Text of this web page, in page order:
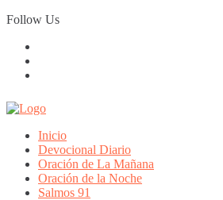
Skip
to
Follow Us
Inicio
Devocional Diario
Oración de La Mañana
Oración de la Noche
Salmos 91